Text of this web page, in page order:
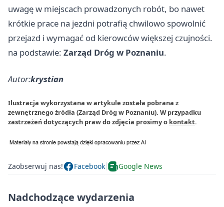
uwagę w miejscach prowadzonych robót, bo nawet
krótkie prace na jezdni potrafią chwilowo spowolnić
przejazd i wymagać od kierowców większej czujności.
na podstawie: Zarząd Dróg w Poznaniu.
Autor:krystian
Ilustracja wykorzystana w artykule została pobrana z
zewnętrznego źródła (Zarząd Dróg w Poznaniu). W przypadku
zastrzeżeń dotyczących praw do zdjęcia prosimy o kontakt.
Zaobserwuj nas! Facebook Google News
Nadchodzące wydarzenia